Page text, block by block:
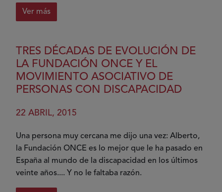
Ver más
sobre
gestión
de
la
discapacidad
como
de
diversidad:
especificidad
al
TRES DÉCADAS DE EVOLUCIÓN DE
LA FUNDACIÓN ONCE Y EL
MOVIMIENTO ASOCIATIVO DE
PERSONAS CON DISCAPACIDAD
22 ABRIL, 2015
Una persona muy cercana me dijo una vez: Alberto,
la Fundación ONCE es lo mejor que le ha pasado en
España al mundo de la discapacidad en los últimos
veinte años.... Y no le faltaba razón.